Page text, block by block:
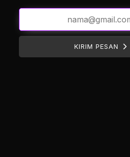
KIRIM PESAN